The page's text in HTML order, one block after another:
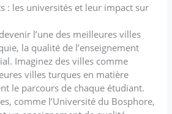
: les universités et leur impact sur
l’une des meilleures villes
la qualité de l’enseignement
Imaginez des villes comme
villes turques en matière
le parcours de chaque étudiant.
comme l’Université du Bosphore,